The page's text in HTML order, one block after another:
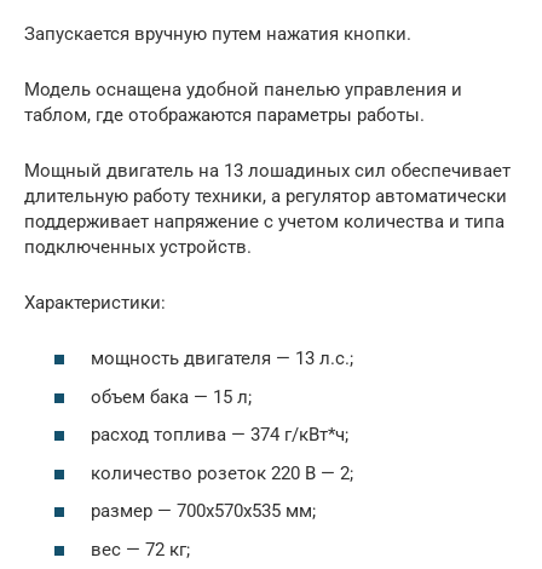
Запускается вручную путем нажатия кнопки.
Модель оснащена удобной панелью управления и
таблом, где отображаются параметры работы.
Мощный двигатель на 13 лошадиных сил обеспечивает
длительную работу техники, а регулятор автоматически
поддерживает напряжение с учетом количества и типа
подключенных устройств.
Характеристики:
мощность двигателя — 13 л.с.;
объем бака — 15 л;
расход топлива — 374 г/кВт*ч;
количество розеток 220 В — 2;
размер — 700x570x535 мм;
вес — 72 кг;